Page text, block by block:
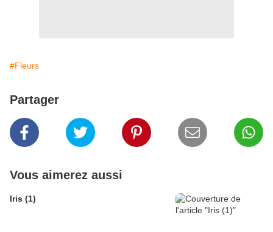
#Fleurs
Partager
Vous aimerez aussi
Iris (1)